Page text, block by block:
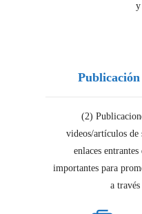
y
Publicación
(2)
videos/artículos de
enlaces
importantes para
a